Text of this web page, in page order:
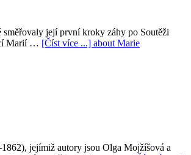
směřovaly její první kroky záhy po Soutěži
Marií … [Číst více ...] about Marie
jejímiž autory jsou Olga Mojžíšová a